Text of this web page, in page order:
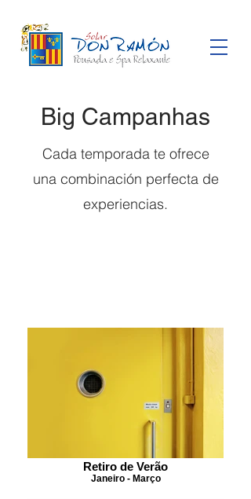
Big Campanhas
Cada temporada te ofrece
una combinación perfecta de
experiencias.
Retiro de Verão
Janeiro - Março